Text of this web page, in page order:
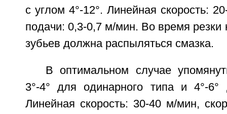
с углом 4°-12°. Линейная скорость:
подачи: 0,3-0,7 м/мин. Во время резки
зубьев должна распыляться смазка.
В оптимальном случае
3°-4° для одинарного типа и 4°-6°
Линейная скорость: 30-40 м/мин,